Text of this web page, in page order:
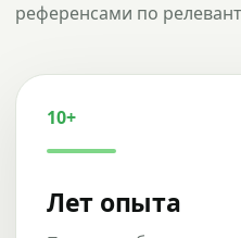
референсами по
10+
Лет опыта